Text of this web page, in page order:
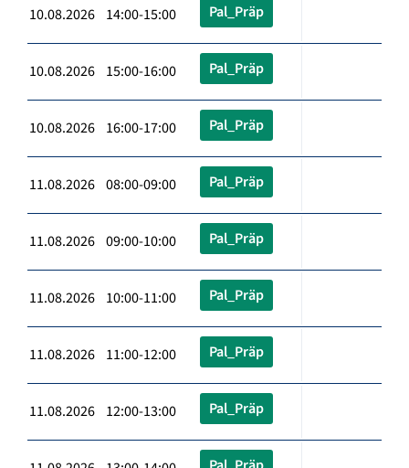
10.08.2026 14:00-15:00 Pal_Präp
10.08.2026 15:00-16:00 Pal_Präp
10.08.2026 16:00-17:00 Pal_Präp
11.08.2026 08:00-09:00 Pal_Präp
11.08.2026 09:00-10:00 Pal_Präp
11.08.2026 10:00-11:00 Pal_Präp
11.08.2026 11:00-12:00 Pal_Präp
11.08.2026 12:00-13:00 Pal_Präp